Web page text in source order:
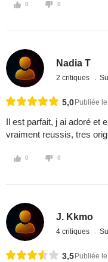
0 0
Nadia T
2 critiques
5,0 Publiée
Il est parfait, j ai adoré et
vraiment reussis, tres
0 0
J. Kkmo
4 critiques
3,5 Publiée